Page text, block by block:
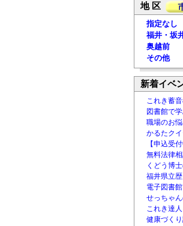
地 区
指定なし
福井・坂
奥越前
その他
新着イベ
これき蓄
図書館で
職場のお
かるたク
【申込受
無料法律
くどう博
福井県立
電子図書
せっちゃ
これき達
健康づく